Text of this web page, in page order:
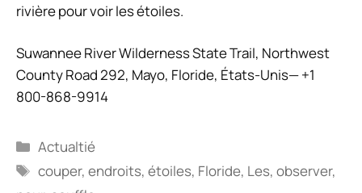
rivière pour voir les étoiles.
Suwannee River Wilderness State Trail, Northwest
County Road 292, Mayo, Floride, États-Unis— +1
800-868-9914
Catégories
Actualtié
Étiquettes
couper,endroits,étoiles, Floride, Les,observer,